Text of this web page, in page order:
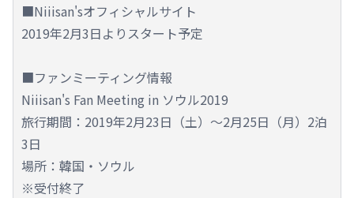
■Niiisan'sオフィシャルサイト
2019年2月3日よりスタート予定
■ファンミーティング情報
Niiisan's Fan Meeting in ソウル2019
旅行期間：2019年2月23日（土）～2月25日（月）2泊
3日
場所：韓国・ソウル
※受付終了